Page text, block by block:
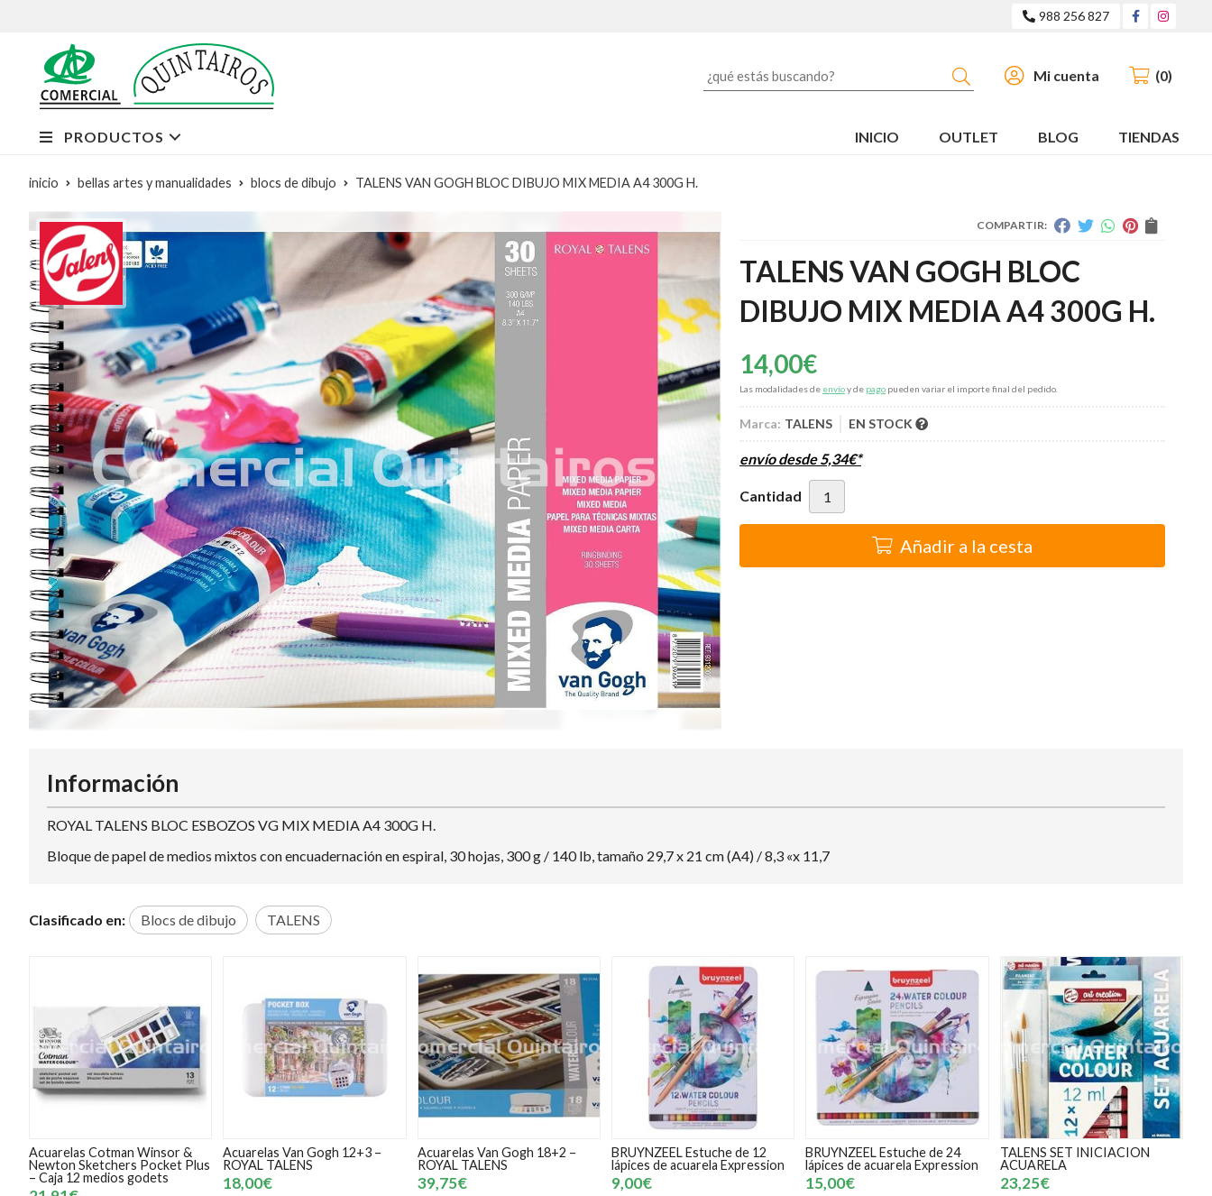
988 256 827
Buscar Mi cuenta 0
PRODUCTOS INICIO OUTLET BLOG TIENDAS
inicio bellas artes y manualidades blocs de dibujo TALENS VAN GOGH BLOC DIBUJO MIX MEDIA A4 300G H.
COMPARTIR:
TALENS VAN GOGH BLOC
DIBUJO MIX MEDIA A4 300G H.
14,00€
Las modalidades de envíoy de pago pueden variar el importe final del pedido.
Marca: TALENS EN STOCK
envío desde 5,34€*
Cantidad
Añadir a la cesta
Información
ROYAL TALENS BLOC ESBOZOS VG MIX MEDIA A4 300G H.
Bloque de papel de medios mixtos con encuadernación en espiral, 30 hojas, 300 g / 140 lb, tamaño 29,7 x 21 cm (A4) / 8,3 «x 11,7
Clasificado en: Blocs de dibujo TALENS
Acuarelas Cotman Winsor &
Newton Sketchers Pocket Plus
– Caja 12 medios godets
Acuarelas Van Gogh 12+3 –
ROYAL TALENS
18,00€
Acuarelas Van Gogh 18+2 –
ROYAL TALENS
39,75€
BRUYNZEEL Estuche de 12
lápices de acuarela Expression
9,00€
BRUYNZEEL Estuche de 24
lápices de acuarela Expression
15,00€
TALENS SET INICIACION
ACUARELA
23,25€